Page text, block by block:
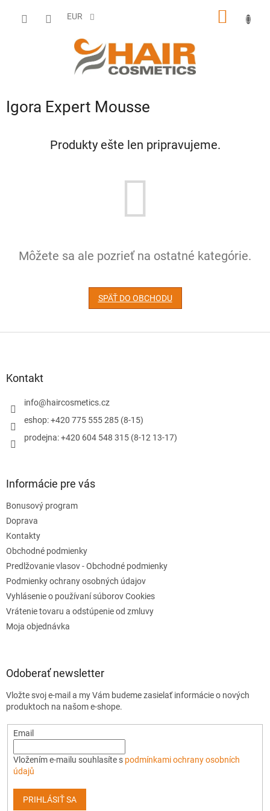
EUR
Igora Expert Mousse
Produkty ešte len pripravujeme.
Môžete sa ale pozrieť na ostatné kategórie.
SPÄŤ DO OBCHODU
Kontakt
info@haircosmetics.cz
eshop: +420 775 555 285 (8-15)
prodejna: +420 604 548 315 (8-12 13-17)
Informácie pre vás
Bonusový program
Doprava
Kontakty
Obchodné podmienky
Predlžovanie vlasov - Obchodné podmienky
Podmienky ochrany osobných údajov
Vyhlásenie o používaní súborov Cookies
Vrátenie tovaru a odstúpenie od zmluvy
Moja objednávka
Odoberať newsletter
Vložte svoj e-mail a my Vám budeme zasielať informácie o nových
produktoch na našom e-shope.
Email
Vložením e-mailu souhlasíte s podmínkami ochrany osobních
údajů
PRIHLÁSIŤ SA